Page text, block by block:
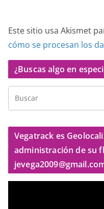
Este sitio usa Akismet
cómo se procesan los
¿Buscas algo en
Vegatrack es
administración de su